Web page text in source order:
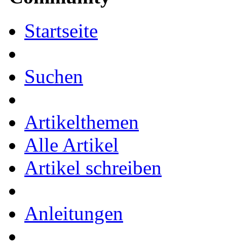
Startseite
Suchen
Artikelthemen
Alle Artikel
Artikel schreiben
Anleitungen